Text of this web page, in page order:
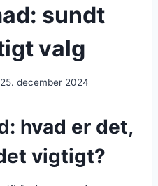
sundt
valg
25. december 2024
hvad er det,
vigtigt?